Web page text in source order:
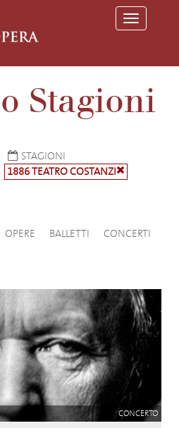
T
o
l
a
v
Stagioni
STAGIONI
1886 TEATRO COSTANZI
OPERE BALLETTI CONCERTI
CONCERTO